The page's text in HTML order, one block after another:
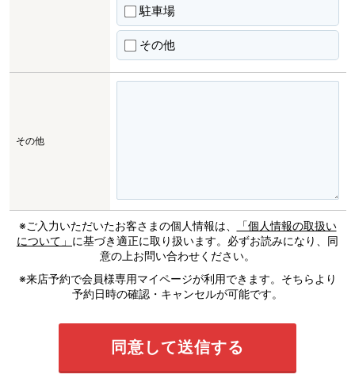
駐車場
その他
その他
※ご入力いただいたお客さまの個人情報は、
「個人情報の取扱い
について」 に基づき適正に取り扱います。必ずお読みになり、同
意の上お問い合わせください。
※来店予約で会員様専用マイページが利用できます。そちらより
予約日時の確認・キャンセルが可能です。